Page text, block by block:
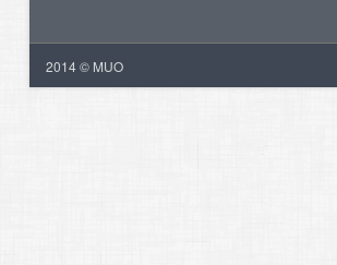
2014 © MUO